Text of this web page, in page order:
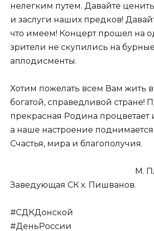
нелегким путем. Давайте
и заслуги наших предков!
что имеем! Концерт прошел на
зрители не скупились на бурные
аплодисменты.
Хотим пожелать всем Вам жить
богатой, справедливой стране!
прекрасная Родина процветает
а наше настроение поднимается
Счастья, мира и благополучия.
М.
Заведующая СК х. Пишванов.
#СДКДонской
#ДеньРоссии